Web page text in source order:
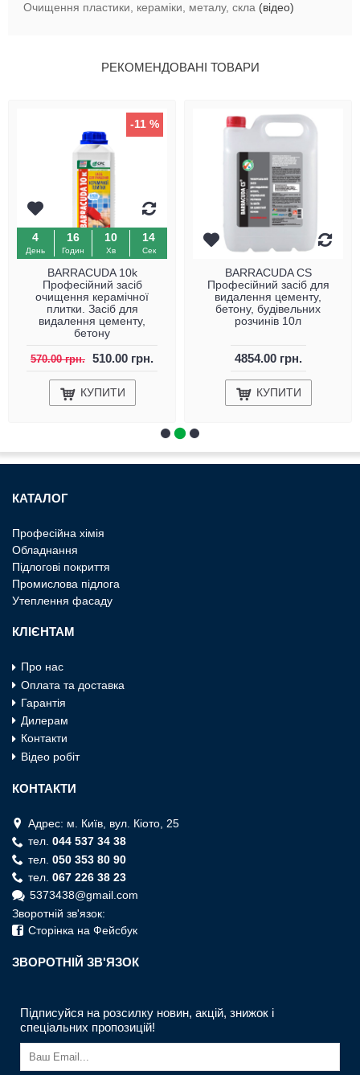
Очищення пластики, кераміки, металу, скла (відео)
РЕКОМЕНДОВАНІ ТОВАРИ
-11 %
4
День
16
Годин
10
Хв
14
Сек
BARRACUDA 10k
Професійний засіб
очищення керамічної
плитки. Засіб для
видалення цементу,
бетону
570.00 грн. 510.00 грн.
КУПИТИ
BARRACUDA CS
Професійний засіб для
видалення цементу,
бетону, будівельних
розчинів 10л
4854.00 грн.
КУПИТИ
КАТАЛОГ
Професiйна хiмiя
Обладнання
Пiдлоговi покриття
Промислова пiдлога
Утеплення фасаду
КЛІЄНТАМ
Про нас
Оплата та доставка
Гарантія
Дилерам
Контакти
Відео робіт
КОНТАКТИ
Адрес: м. Київ, вул. Кiото, 25
тел. 044 537 34 38
тел. 050 353 80 90
тел. 067 226 38 23
5373438@gmail.com
Зворотній зв'язок:
Сторінка на Фейсбук
ЗВОРОТНIЙ ЗВ'ЯЗОК
Підписуйся на розсилку новин, акцій, знижок і
спеціальних пропозицій!